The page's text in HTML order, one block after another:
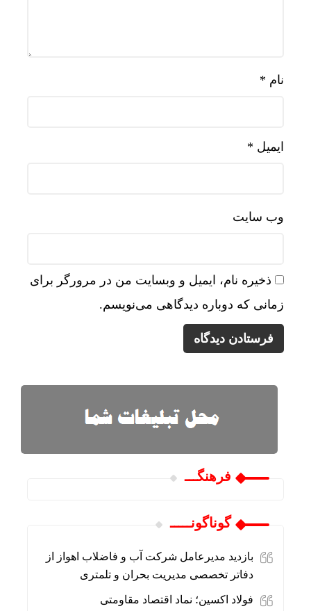
نام *
ایمیل *
وب‌ سایت
ذخیره نام، ایمیل و وبسایت من در مرورگر برای
زمانی که دوباره دیدگاهی می‌نویسم.
فرهنگـــ
گوناگونـــــ
بازدید مدیرعامل شرکت آب و فاضلاب اهواز از
دفاتر تخصصی مدیریت بحران و تلمتری
فولاد اکسین؛ نماد اقتصاد مقاومتی